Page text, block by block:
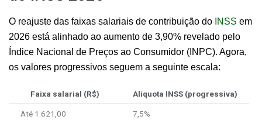
O reajuste das faixas salariais de contribuição do INSS em
2026 está alinhado ao aumento de 3,90% revelado pelo
Índice Nacional de Preços ao Consumidor (INPC). Agora,
os valores progressivos seguem a seguinte escala:
Faixa salarial (R$) Alíquota INSS (progressiva)
Até 1.621,00 7,5%